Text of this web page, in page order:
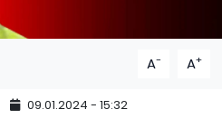
A- A+
09.01.2024 - 15:32